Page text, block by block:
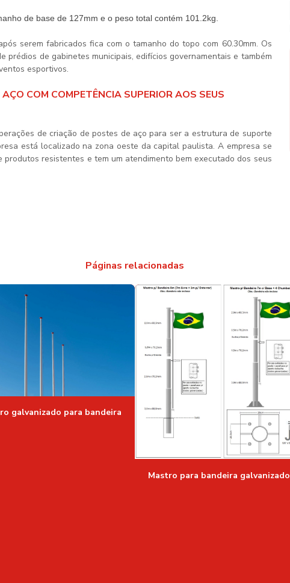
de base de 127mm e o peso total contém 101.2kg.
serem fabricados fica com o tamanho do topo com 60.30mm. Os
de gabinetes municipais, edifícios governamentais e também
esportivos.
COM COMPETÊNCIA SUPERIOR AOS SEUS
de criação de postes de aço para ser a estrutura de suporte
está localizado na zona oeste da capital paulista. A empresa se
resistentes e tem um atendimento bem executado dos seus
Páginas relacionadas
galvanizado para bandeira
Mastro para bandeira galvanizado